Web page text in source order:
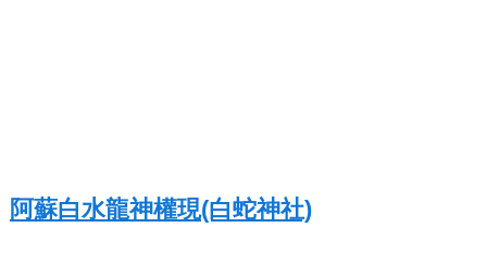
阿蘇白水龍神權現(白蛇神社)